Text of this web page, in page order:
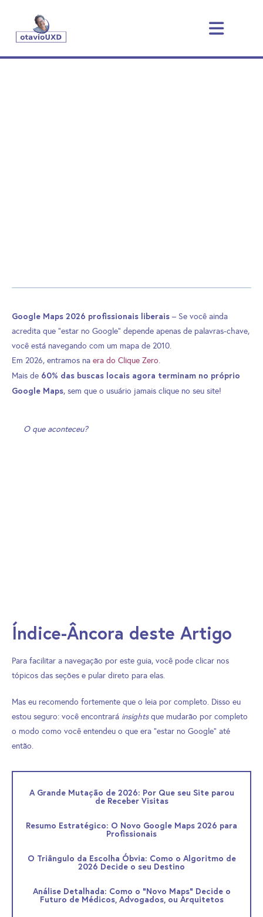
Google Maps 2026 profissionais liberais – Se você ainda
acredita que “estar no Google” depende apenas de palavras-chave,
você está navegando com um mapa de 2010.
Em 2026, entramos na era do Clique Zero.
Mais de 60% das buscas locais agora terminam no próprio
Google Maps, sem que o usuário jamais clique no seu site!
O que aconteceu?
Índice-Âncora deste Artigo
Para facilitar a navegação por este guia, você pode clicar nos
tópicos das seções e pular direto para elas.
Mas eu recomendo fortemente que o leia por completo. Disso eu
estou seguro: você encontrará insightsque mudarão por completo
o modo como você entendeu o que era “estar no Google” até
então.
A Grande Mutação de 2026: Por Que seu Site parou
de Receber Visitas
Resumo Estratégico: O Novo Google Maps 2026 para
Profissionais
O Triângulo da Escolha Óbvia: Como o Algoritmo de
2026 Decide o seu Destino
Análise Detalhada: Como o "Novo Maps" Decide o
Futuro de Médicos, Advogados, ou Arquitetos